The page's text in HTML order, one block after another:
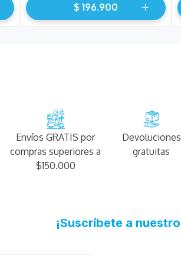
$ 196.900
Envíos GRATIS por
compras superiores a
$150.000
Devoluciones
gratuitas